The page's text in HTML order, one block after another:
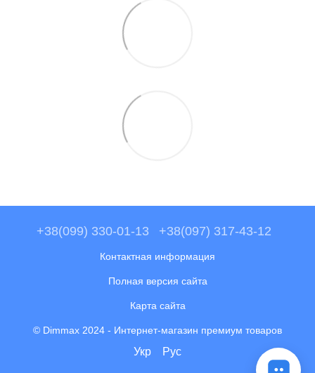
+38(099) 330-01-13 +38(097) 317-43-12
Контактная информация
Полная версия сайта
Карта сайта
© Dimmax 2024 - Интернет-магазин премиум товаров
Укр Рус